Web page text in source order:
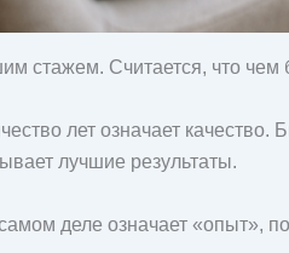
стажем. Считается, что
лет означает
лучшие результаты.
деле означает